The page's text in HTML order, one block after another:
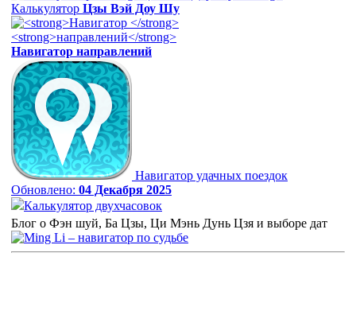
Калькулятор Цзы Вэй Доу Шу
Навигатор направлений
Навигатор удачных поездок
Обновлено: 04 Декабря 2025
Калькулятор двухчасовок
Блог о Фэн шуй, Ба Цзы, Ци Мэнь Дунь Цзя и выборе дат